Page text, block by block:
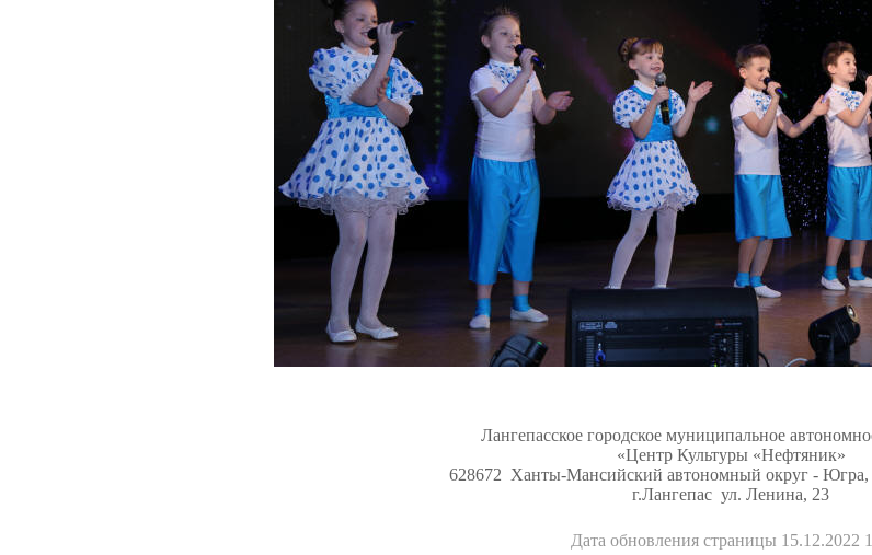
Лангепасское городское муниципальное
«Центр Культуры «Нефтяник»
628672 Ханты-Мансийский автономный округ - Югра,
г.Лангепас ул. Ленина, 23
Дата обновления страницы 15.12.2022